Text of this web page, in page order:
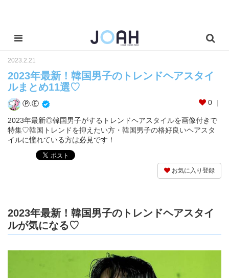
2023.2.21
2023年最新！韓国男子のトレンドヘアスタイ
ルまとめ11選♡
Ⓟ.Ⓔ 0
2023年最新◎韓国男子がするトレンドヘアスタイルを画像付きで
特集♡韓国トレンドを抑えたい方・韓国男子の格好良いヘアスタ
イルに憧れている方は必見です！
お気に入り登録
2023年最新！韓国男子のトレンドヘアスタイ
ルが気になる♡